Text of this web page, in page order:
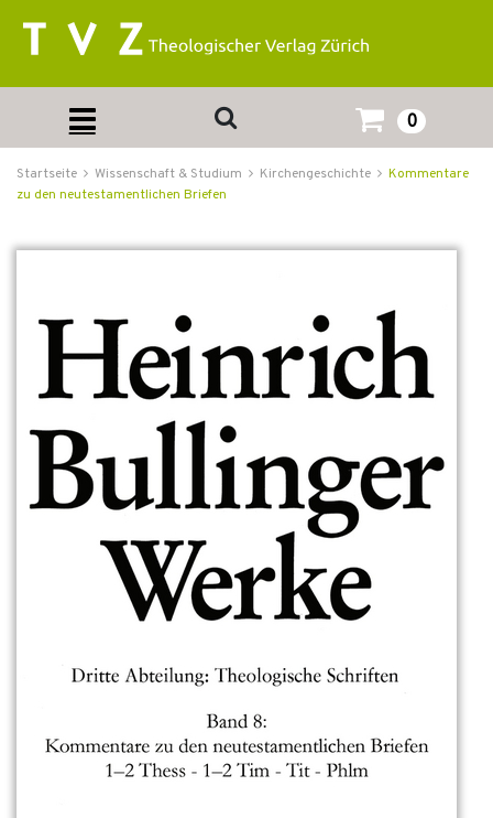
0
Startseite Wissenschaft & Studium Kirchengeschichte
Kommentare
zu den neutestamentlichen Briefen